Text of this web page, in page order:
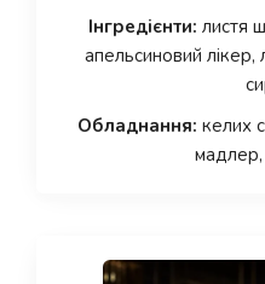
Інгредієнти: листя
апельсиновий лікер,
Обладнання: келих